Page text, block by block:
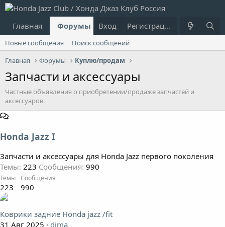
Главная Форумы Что нового?
Вход Регистрация
Новые сообщения
Поиск сообщений
Главная
Форумы Куплю/продам
Запчасти и аксессуары
Частные объявления о приобретении/продаже запчастей и
аксессуаров.
Honda Jazz I
Запчасти и аксессуары для Honda Jazz первого поколения
Темы 223 Сообщения 990
Темы
223
Сообщения
990
Коврики задние Honda jazz /fit
31 Авг 2025
dima